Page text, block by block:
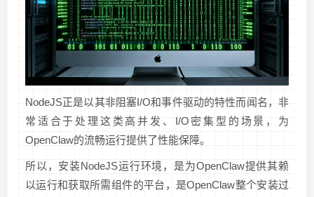
NodeJS正是以其非阻塞I/O和事件驱动的特性而闻名，非
常适合于处理这类高并发、I/O密集型的场景，为
OpenClaw的流畅运行提供了性能保障。
所以，安装NodeJS运行环境，是为OpenClaw提供其赖
以运行和获取所需组件的平台，是OpenClaw整个安装过